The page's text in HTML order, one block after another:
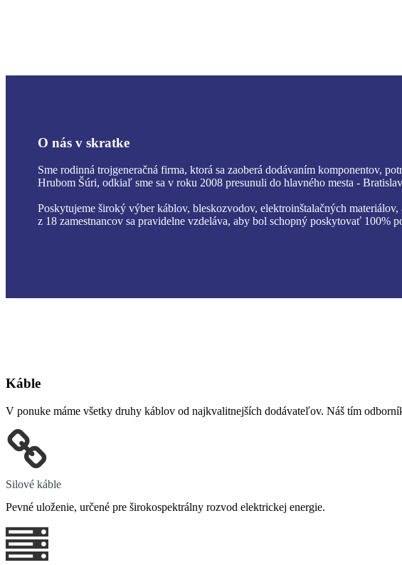
O nás v skratke
Sme rodinná trojgeneračná firma, ktorá sa zaoberá dodávaním komponentov,
Hrubom Šúri, odkiaľ sme sa v roku 2008 presunuli do hlavného mesta -
Poskytujeme široký výber káblov, bleskozvodov, elektroinštalačných
z 18 zamestnancov sa pravidelne vzdeláva, aby bol schopný poskytovať 100%
Káble
V ponuke máme všetky druhy káblov od najkvalitnejších dodávateľov. Náš tím
Silové káble
Pevné uloženie, určené pre širokospektrálny rozvod elektrickej energie.